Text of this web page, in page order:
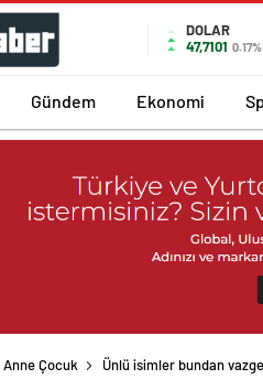
DOLAR
47,7101 0.17%
Gündem Ekonomi
Anne Çocuk Ünlü isimler bundan